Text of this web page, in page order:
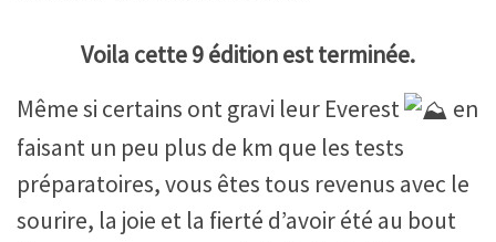
Voila cette 9 édition est terminée.
Même si certains ont gravi leur Everest
en
faisant un peu plus de km que les tests
préparatoires, vous êtes tous revenus avec le
sourire, la joie et la fierté d’avoir été au bout